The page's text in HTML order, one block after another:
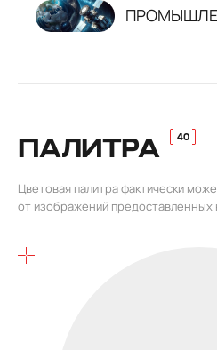
ПАЛИТРА
Цветовая палитра фактически
от изображений предоставленных